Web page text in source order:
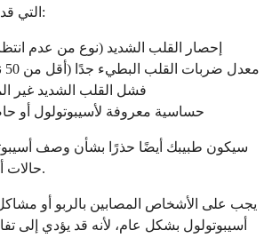
التي قد تتفاقم مع حاصرات بيتا:
إحصار القلب الشديد (نوع من عدم
معدل ضربات القلب البطيء جدًا (أقل من 50 نبضة في الدقيقة)
فشل القلب الشديد غير
حساسية معروفة لأسيبوتولول أو
سيكون طبيبك أيضًا حذرًا بشأن وصف
حالات أخرى قد تتأثر بهذا الدواء.
يجب على الأشخاص المصابين بالربو أو
أسيبوتولول بشكل عام، لأنه قد يؤدي إلى